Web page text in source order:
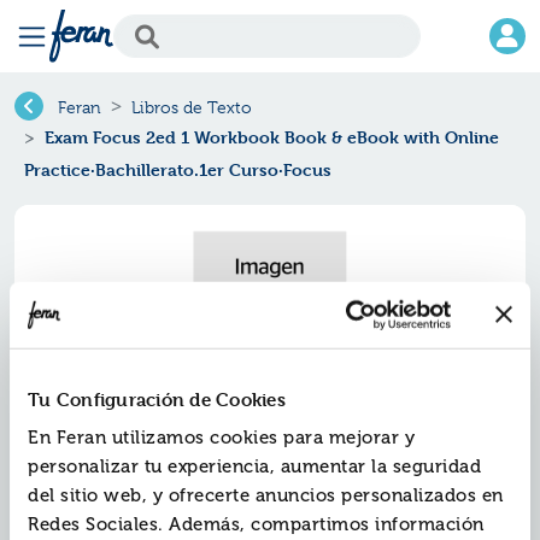
Tu Configuración de Cookies
En Feran utilizamos cookies para mejorar y
personalizar tu experiencia, aumentar la seguridad
del sitio web, y ofrecerte anuncios personalizados en
Redes Sociales. Además, compartimos información
Feran Libros de Texto
Exam Focus 2ed 1 Workbook Book & eBook with Online
Practice·Bachillerato.1er Curso·Focus
Exam focus 2ed 1 workbook book